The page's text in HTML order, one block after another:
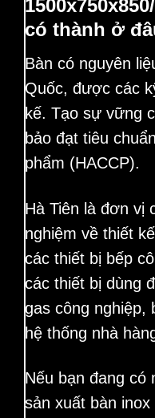
có thành ở
Bàn có nguyên
Quốc, được các
kế. Tạo sự vững
bảo đạt tiêu
phẩm (HACCP).
Hà Tiên là đơn vị
nghiệm về thiết
các thiết bị bếp
các thiết bị dùng
gas công nghiệp,
hệ thống nhà
Nếu bạn đang có
sản xuất bàn